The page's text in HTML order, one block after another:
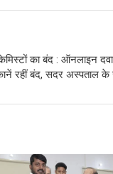
का बंद : ऑनलाइन
रहीं बंद, सदर अस्पताल के